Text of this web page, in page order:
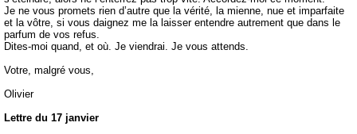
Je ne vous promets rien d’autre que la vérité, la mienne, nue et imparfaite
et la vôtre, si vous daignez me la laisser entendre autrement que dans le
parfum de vos refus.
Dites-moi quand, et où. Je viendrai. Je vous attends.
Votre, malgré vous,
Olivier
Lettre du 17 janvier